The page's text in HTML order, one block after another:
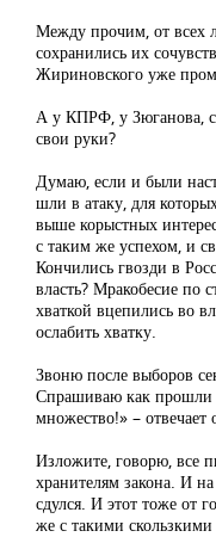
Между прочим, от всех
сохранились их
Жириновского уже
А у КПРФ, у Зюганова,
свои руки?
Думаю, если и были
шли в атаку, для
выше корыстных
с таким же успехом, и
Кончились гвозди в
власть? Мракобесие по
хваткой вцепились во
ослабить хватку.
Звоню после выборов
Спрашиваю как
множество!» – отвечает
Изложите, говорю, все
хранителям закона. И
сдулся. И этот тоже от
же с такими